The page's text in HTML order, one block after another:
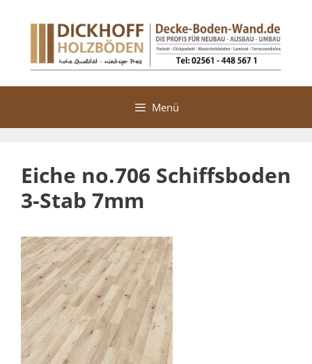
Menü
Eiche no.706 Schiffsboden
3-Stab 7mm